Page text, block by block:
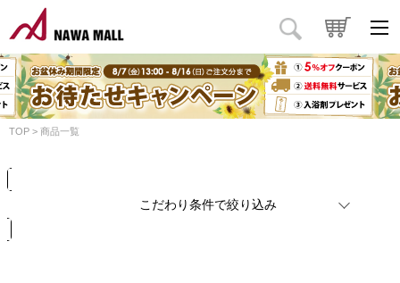
TOP 商品一覧
こだわり条件で絞り込み
商品タイプ
価格 円～ 円
カラー